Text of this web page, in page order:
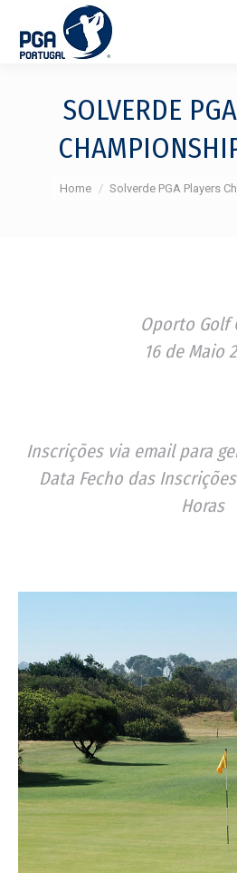
SOLVERDE
Home Solverde PGA Players
Oporto Golf
16 de Maio
Inscrições via email para
Data Fecho das
Horas